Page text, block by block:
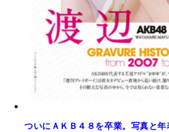
ついにＡＫＢ４８を卒業。写真と